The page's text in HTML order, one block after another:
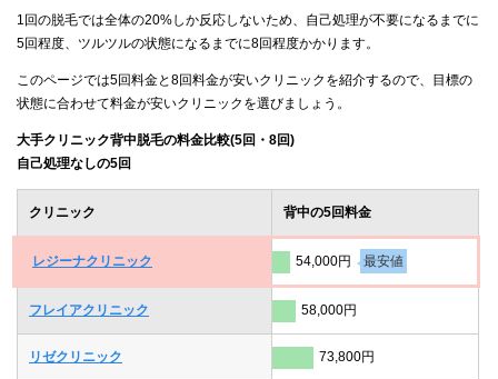
1回の脱毛では全体の20%しか反応しないため、自己処理が不要になるまでに
5回程度、ツルツルの状態になるまでに8回程度かかります。
このページでは5回料金と8回料金が安いクリニックを紹介するので、目標の
状態に合わせて料金が安いクリニックを選びましょう。
大手クリニック背中脱毛の料金比較(5回・8回)
自己処理なしの5回
クリニック 背中の5回料金
レジーナクリニック 54,000円 最安値
フレイアクリニック 58,000円
リゼクリニック 73,800円